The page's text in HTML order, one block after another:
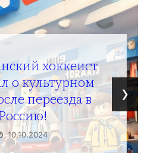
хоккеист
о культурном
переезда в
10.10.2024
›